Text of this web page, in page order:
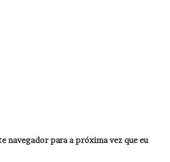
navegador para a próxima vez que eu